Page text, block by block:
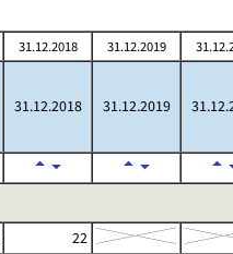
31.12.2018 31.12.2019
31.12.2018 31.12.2019
22